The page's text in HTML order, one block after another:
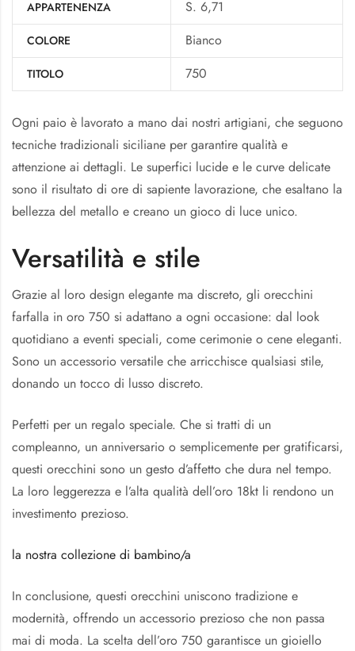
APPARTENENZA S. 6,71
COLORE Bianco
TITOLO 750
Ogni paio è lavorato a mano dai nostri artigiani, che seguono
tecniche tradizionali siciliane per garantire qualità e
attenzione ai dettagli. Le superfici lucide e le curve delicate
sono il risultato di ore di sapiente lavorazione, che esaltano la
bellezza del metallo e creano un gioco di luce unico.
Versatilità e stile
Grazie al loro design elegante ma discreto, gli orecchini
farfalla in oro 750 si adattano a ogni occasione: dal look
quotidiano a eventi speciali, come cerimonie o cene eleganti.
Sono un accessorio versatile che arricchisce qualsiasi stile,
donando un tocco di lusso discreto.
Perfetti per un regalo speciale. Che si tratti di un
compleanno, un anniversario o semplicemente per gratificarsi,
questi orecchini sono un gesto d’affetto che dura nel tempo.
La loro leggerezza e l’alta qualità dell’oro 18kt li rendono un
investimento prezioso.
la nostra collezione di bambino/a
In conclusione, questi orecchini uniscono tradizione e
modernità, offrendo un accessorio prezioso che non passa
mai di moda. La scelta dell’oro 750 garantisce un gioiello